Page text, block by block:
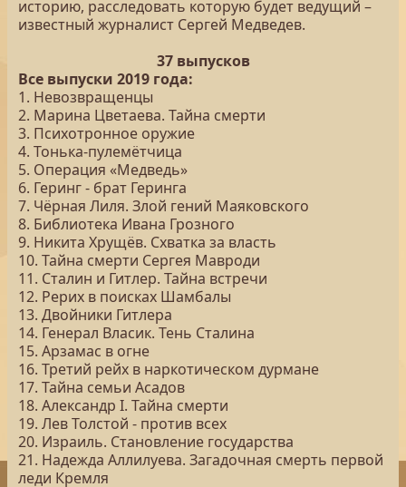
историю, расследовать которую будет ведущий –
известный журналист Сергей Медведев.
37 выпусков
Все выпуски 2019 года:
1. Невозвращенцы
2. Марина Цветаева. Тайна смерти
3. Психотронное оружие
4. Тонька-пулемётчица
5. Операция «Медведь»
6. Геринг - брат Геринга
7. Чёрная Лиля. Злой гений Маяковского
8. Библиотека Ивана Грозного
9. Никита Хрущёв. Схватка за власть
10. Тайна смерти Сергея Мавроди
11. Сталин и Гитлер. Тайна встречи
12. Рерих в поисках Шамбалы
13. Двойники Гитлера
14. Генерал Власик. Тень Сталина
15. Арзамас в огне
16. Третий рейх в наркотическом дурмане
17. Тайна семьи Асадов
18. Александр I. Тайна смерти
19. Лев Толстой - против всех
20. Израиль. Становление государства
21. Надежда Аллилуева. Загадочная смерть первой
леди Кремля